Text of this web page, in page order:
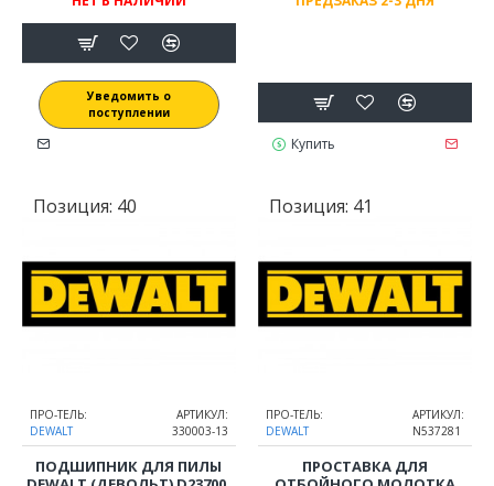
Уведомить о
поступлении
Купить
Позиция: 40
ПРО-ТЕЛЬ:
DEWALT
АРТИКУЛ:
330003-13
ПОДШИПНИК ДЛЯ ПИЛЫ
Позиция: 41
ПРО-ТЕЛЬ:
DEWALT
АРТИКУЛ:
N537281
ПРОСТАВКА ДЛЯ